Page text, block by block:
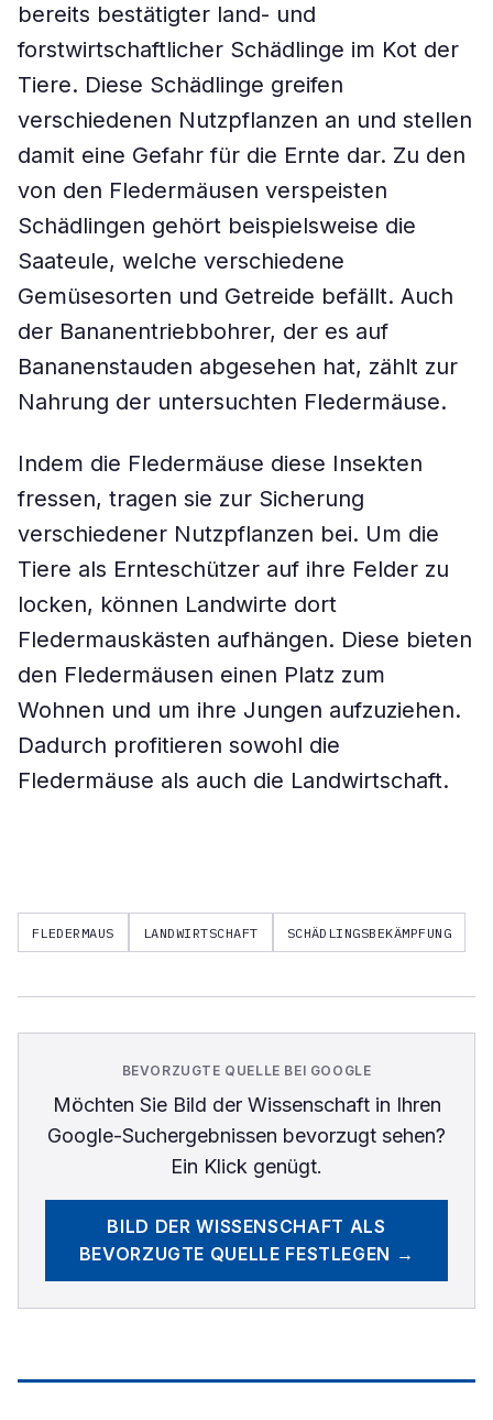
bereits bestätigter land- und
forstwirtschaftlicher Schädlinge im Kot der
Tiere. Diese Schädlinge greifen
verschiedenen Nutzpflanzen an und stellen
damit eine Gefahr für die Ernte dar. Zu den
von den Fledermäusen verspeisten
Schädlingen gehört beispielsweise die
Saateule, welche verschiedene
Gemüsesorten und Getreide befällt. Auch
der Bananentriebbohrer, der es auf
Bananenstauden abgesehen hat, zählt zur
Nahrung der untersuchten Fledermäuse.
Indem die Fledermäuse diese Insekten
fressen, tragen sie zur Sicherung
verschiedener Nutzpflanzen bei. Um die
Tiere als Ernteschützer auf ihre Felder zu
locken, können Landwirte dort
Fledermauskästen aufhängen. Diese bieten
den Fledermäusen einen Platz zum
Wohnen und um ihre Jungen aufzuziehen.
Dadurch profitieren sowohl die
Fledermäuse als auch die Landwirtschaft.
FLEDERMAUS LANDWIRTSCHAFT SCHÄDLINGSBEKÄMPFUNG
BEVORZUGTE QUELLE BEI GOOGLE
Möchten Sie Bild der Wissenschaftin Ihren
Google-Suchergebnissen bevorzugt sehen?
Ein Klick genügt.
BILD DER WISSENSCHAFT ALS
BEVORZUGTE QUELLE FESTLEGEN →